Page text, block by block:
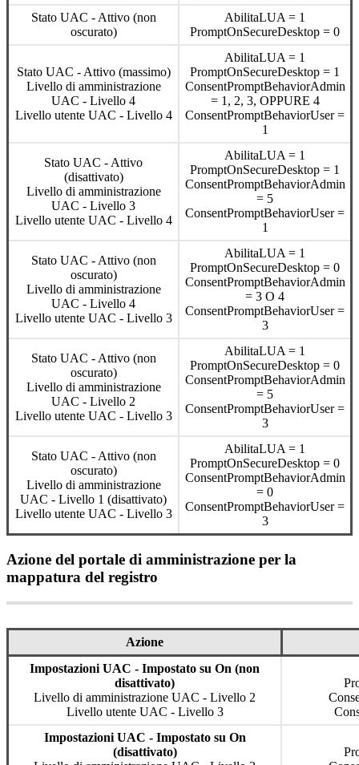
Stato UAC - Attivo (non
oscurato)
AbilitaLUA = 1
PromptOnSecureDesktop = 0
Stato UAC - Attivo (massimo)
Livello di amministrazione
UAC - Livello 4
Livello utente UAC - Livello 4
AbilitaLUA = 1
PromptOnSecureDesktop = 1
ConsentPromptBehaviorAdmin
= 1, 2, 3, OPPURE 4
ConsentPromptBehaviorUser =
1
Stato UAC -Attivo
(disattivato)
Livello di amministrazione
UAC - Livello 3
Livello utente UAC - Livello 4
AbilitaLUA = 1
PromptOnSecureDesktop = 1
ConsentPromptBehaviorAdmin
= 5
ConsentPromptBehaviorUser =
1
Stato UAC - Attivo (non
oscurato)
Livello di amministrazione
UAC - Livello 4
Livello utente UAC - Livello 3
AbilitaLUA = 1
PromptOnSecureDesktop = 0
ConsentPromptBehaviorAdmin
= 3 O 4
ConsentPromptBehaviorUser =
3
Stato UAC - Attivo (non
oscurato)
Livello di amministrazione
UAC - Livello 2
Livello utente UAC - Livello 3
AbilitaLUA = 1
PromptOnSecureDesktop = 0
ConsentPromptBehaviorAdmin
= 5
ConsentPromptBehaviorUser =
3
Stato UAC - Attivo (non
oscurato)
Livello di amministrazione
UAC - Livello 1 (disattivato)
Livello utente UAC - Livello 3
AbilitaLUA = 1
PromptOnSecureDesktop = 0
ConsentPromptBehaviorAdmin
= 0
ConsentPromptBehaviorUser =
3
Azione del portale di amministrazione per la
mappatura del registro
Azione
Impostazioni UAC - Impostato su On (non
disattivato)
Livello di amministrazione UAC - Livello 2
Livello utente UAC - Livello 3
Impostazioni UAC - Impostato su On
(disattivato)